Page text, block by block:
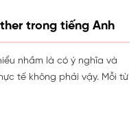
trong tiếng Anh
nhầm là có ý nghĩa và
tế không phải vậy. Mỗi từ